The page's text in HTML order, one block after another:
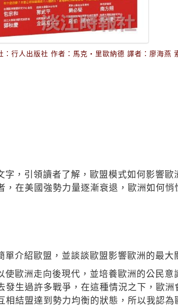
：行人出版社 作者：馬克‧里歐納德 譯者：廖海燕
字，引領讀者了解，歐盟模式如何影響
在美國強勢力量逐漸衰退，歐洲如何
介紹歐盟，並談談歐盟影響歐洲的最大
歐洲走向後現代，並培養歐洲的公民
生過許多戰爭，在這種情況之下，歐
結盟達到勢力均衡的狀態，所以我認